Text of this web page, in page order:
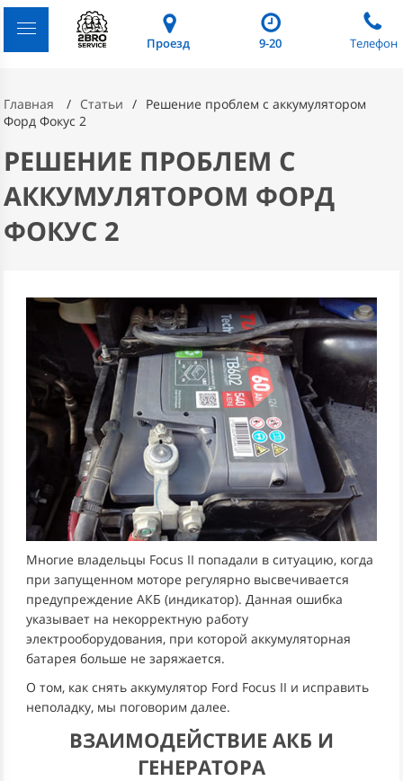
Проезд 9-20 Телефон
Главная Статьи
Решение проблем с аккумулятором
Форд Фокус 2
РЕШЕНИЕ ПРОБЛЕМ С
АККУМУЛЯТОРОМ ФОРД
ФОКУС 2
Многие владельцы Focus II попадали в ситуацию, когда
при запущенном моторе регулярно высвечивается
предупреждение АКБ (индикатор). Данная ошибка
указывает на некорректную работу
электрооборудования, при которой аккумуляторная
батарея больше не заряжается.
О том, как снять аккумулятор Ford Focus II и исправить
неполадку, мы поговорим далее.
ВЗАИМОДЕЙСТВИЕ АКБ И
ГЕНЕРАТОРА